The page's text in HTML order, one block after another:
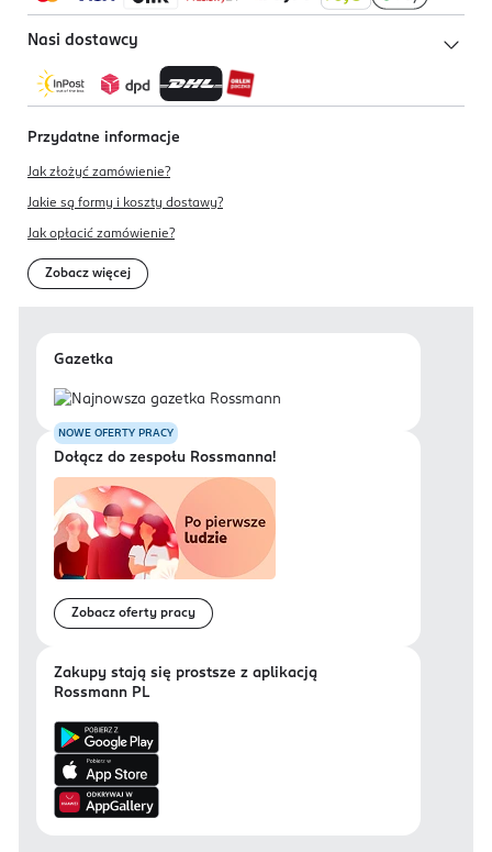
Nasi dostawcy
Przydatne informacje
Jak złożyć zamówienie?
Jakie są formy i koszty dostawy?
Jak opłacić zamówienie?
Zobacz więcej
Gazetka
NOWE OFERTY PRACY
Dołącz do zespołu Rossmanna!
Zobacz oferty pracy
Zakupy stają się prostsze z aplikacją
Rossmann PL